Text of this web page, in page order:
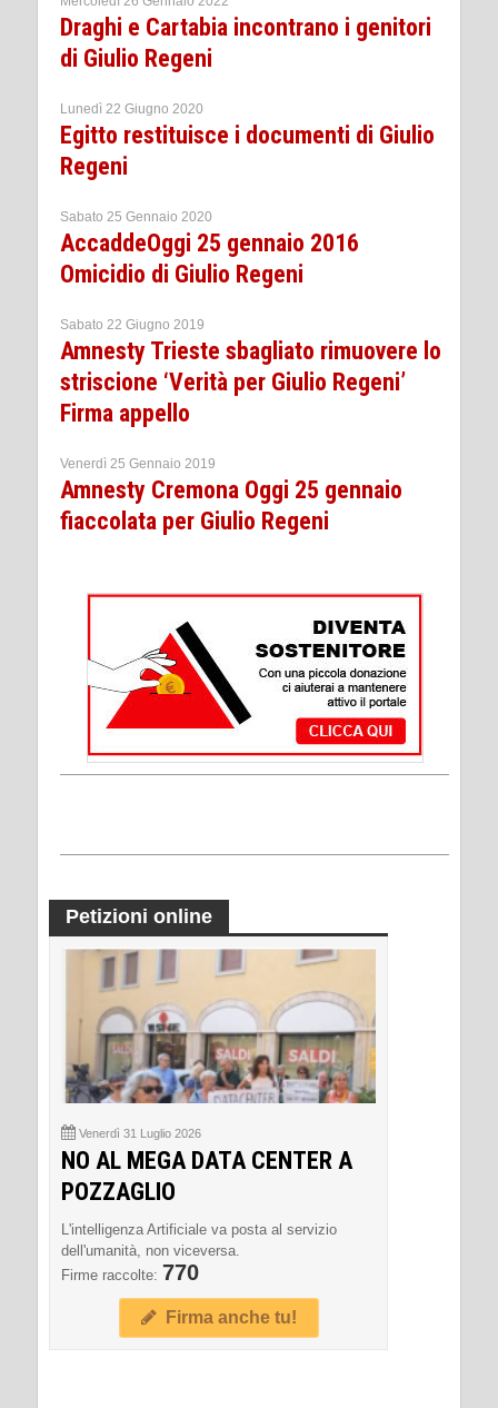
Draghi e Cartabia incontrano i genitori
di Giulio Regeni
Lunedì 22 Giugno 2020
Egitto restituisce i documenti di Giulio
Regeni
Sabato 25 Gennaio 2020
AccaddeOggi 25 gennaio 2016
Omicidio di Giulio Regeni
Sabato 22 Giugno 2019
Amnesty Trieste sbagliato rimuovere lo
striscione ‘Verità per Giulio Regeni’
Firma appello
Venerdì 25 Gennaio 2019
Amnesty Cremona Oggi 25 gennaio
fiaccolata per Giulio Regeni
Petizioni online
Venerdì 31 Luglio 2026
NO AL MEGA DATA CENTER A
POZZAGLIO
L'intelligenza Artificiale va posta al servizio
dell'umanità, non viceversa.
Firme raccolte: 770
Firma anche tu!